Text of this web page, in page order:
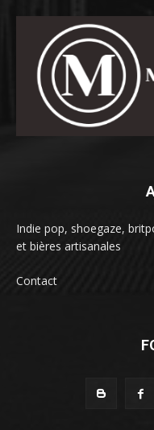
Indie pop, shoegaze,
et bières artisanales
Contact